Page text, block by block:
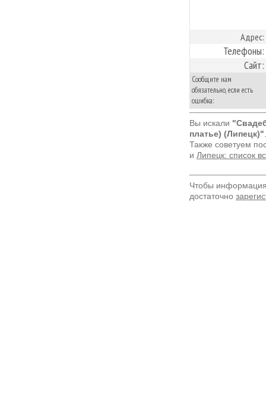
Адрес:
Телефоны:
Сайт:
Сообщите нам
обязательно, если есть
ошибка:
Вы искали
платье) (Липецк)"
Также советуем
и Липецк: список
Чтобы
достаточно